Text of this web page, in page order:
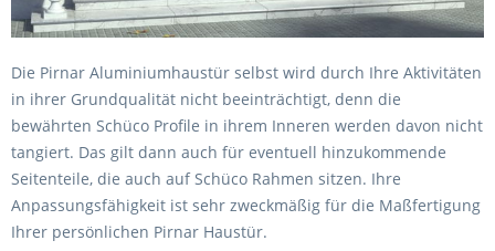
Die Pirnar Aluminiumhaustür selbst wird durch Ihre Aktivitäten
in ihrer Grundqualität nicht beeinträchtigt, denn die
bewährten Schüco Profile in ihrem Inneren werden davon nicht
tangiert. Das gilt dann auch für eventuell hinzukommende
Seitenteile, die auch auf Schüco Rahmen sitzen. Ihre
Anpassungsfähigkeit ist sehr zweckmäßig für die Maßfertigung
Ihrer persönlichen Pirnar Haustür.